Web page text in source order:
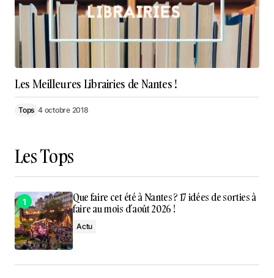
Les Meilleures Librairies de Nantes !
Tops 4 octobre 2018
Les Tops
Que faire cet été à Nantes ? 17 idées de sorties à
faire au mois d’août 2026 !
Actu